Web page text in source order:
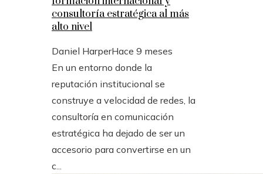
consultoría estratégica al más
alto nivel
Daniel HarperHace 9 meses
En un entorno donde la
reputación institucional se
construye a velocidad de redes, la
consultoría en comunicación
estratégica ha dejado de ser un
accesorio para convertirse en un
c...